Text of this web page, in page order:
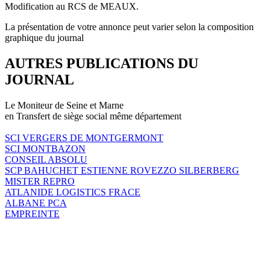
Modification au RCS de MEAUX.
La présentation de votre annonce peut varier selon la composition
graphique du journal
AUTRES PUBLICATIONS DU
JOURNAL
Le Moniteur de Seine et Marne
en Transfert de siège social même département
SCI VERGERS DE MONTGERMONT
SCI MONTBAZON
CONSEIL ABSOLU
SCP BAHUCHET ESTIENNE ROVEZZO SILBERBERG
MISTER REPRO
ATLANIDE LOGISTICS FRACE
ALBANE PCA
EMPREINTE